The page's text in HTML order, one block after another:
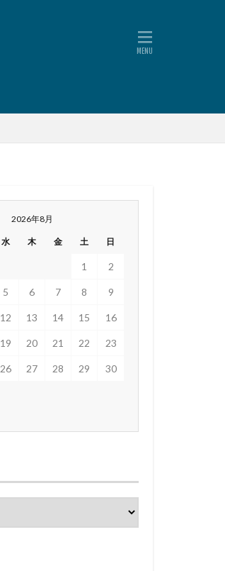
2026年8月
水 木 金 土 日
1 2
5 6 7 8 9
12 13 14 15 16
19 20 21 22 23
26 27 28 29 30